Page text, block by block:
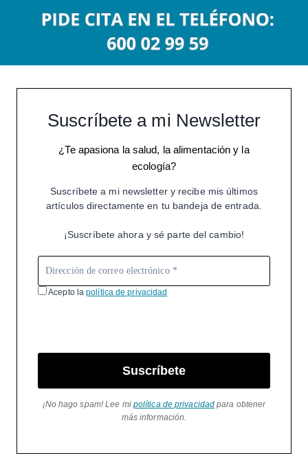
Suscríbete a mi Newsletter
¿Te apasiona la salud, la alimentación y la
ecología?
Suscríbete a mi newsletter y recibe mis últimos
artículos directamente en tu bandeja de entrada.
¡Suscríbete ahora y sé parte del cambio!
Acepto lapolítica de privacidad
Suscríbete
¡No hago spam! Lee mi política de privacidad para obtener
más información.